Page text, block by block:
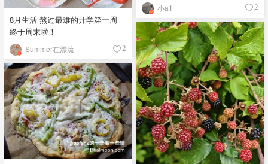
小a1 2
8月生活 熬过最难的开学第一周
终于周末啦！
Summer在漂流 2